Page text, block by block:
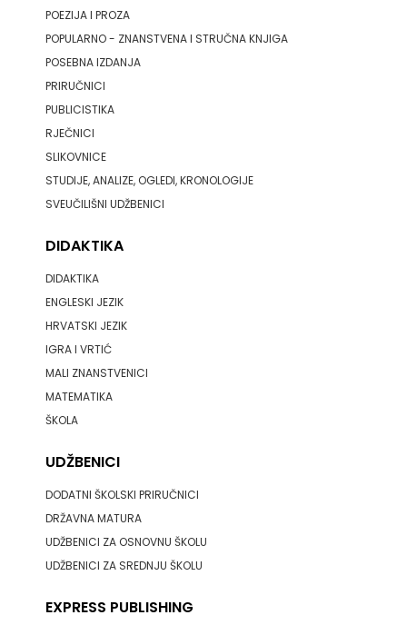
POEZIJA I PROZA
POPULARNO - ZNANSTVENA I STRUČNA KNJIGA
POSEBNA IZDANJA
PRIRUČNICI
PUBLICISTIKA
RJEČNICI
SLIKOVNICE
STUDIJE, ANALIZE, OGLEDI, KRONOLOGIJE
SVEUČILIŠNI UDŽBENICI
DIDAKTIKA
DIDAKTIKA
ENGLESKI JEZIK
HRVATSKI JEZIK
IGRA I VRTIĆ
MALI ZNANSTVENICI
MATEMATIKA
ŠKOLA
UDŽBENICI
DODATNI ŠKOLSKI PRIRUČNICI
DRŽAVNA MATURA
UDŽBENICI ZA OSNOVNU ŠKOLU
UDŽBENICI ZA SREDNJU ŠKOLU
EXPRESS PUBLISHING